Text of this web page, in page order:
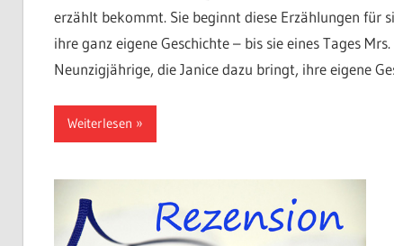
erzählt bekommt. Sie beginnt diese Erzählungen für
ihre ganz eigene Geschichte – bis sie eines Tages
Neunzigjährige, die Janice dazu bringt, ihre eigene
Weiterlesen